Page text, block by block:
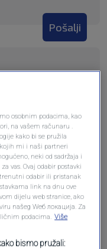
Pošalji
osobnim podacima, kao
na vašem računaru .
kako bi se pružila
mi i naši partneri
neki od sadržaja i
vas. Ovaj odabir postavki
odabir ili pristanak
link na dnu ove
dijelu web stranice, ako
našeg Wеб локација. Za
podacima. Više
bismo pružali: